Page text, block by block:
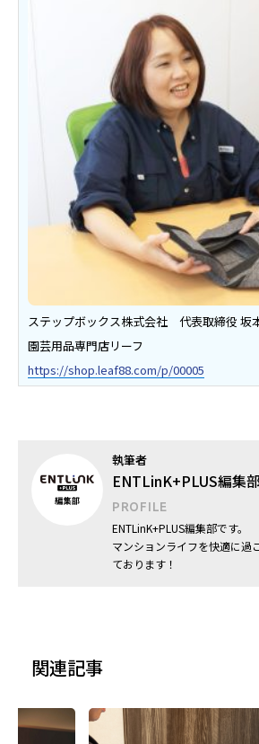
ステップボックス株式会社 代表取締役 坂
園芸用品専門店リーフ
https://shop.leaf88.com/p/00005
執筆者
ENTLinK+PLUS編集
PROFILE
ENTLinK+PLUS編集部です。
マンションライフを快適に過
ております！
関連記事